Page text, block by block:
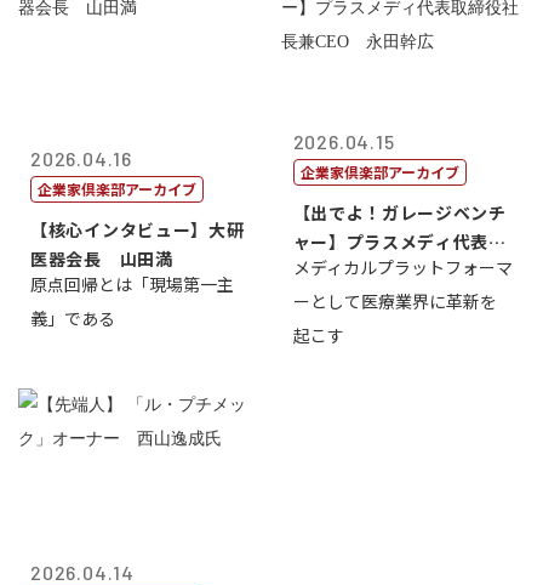
2026.04.16
企業家倶楽部アーカイブ
【核心インタビュー】大研
医器会長 山田満
原点回帰とは「現場第一主
義」である
2026.04.15
企業家倶楽部アーカイブ
【出でよ！ガレージベンチ
ャー】プラスメディ代表取
締役社長兼C...
メディカルプラットフォーマ
ーとして医療業界に革新を
起こす
2026.04.14